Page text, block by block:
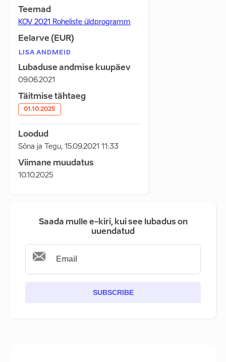
Teemad
KOV 2021 Roheliste üldprogramm
Eelarve (EUR)
LISA ANDMEID
Lubaduse andmise kuupäev
09.06.2021
Täitmise tähtaeg
01.10.2025
Loodud
Sõna ja Tegu, 15.09.2021 11:33
Viimane muudatus
10.10.2025
Saada mulle e-kiri, kui see lubadus on
uuendatud
SUBSCRIBE